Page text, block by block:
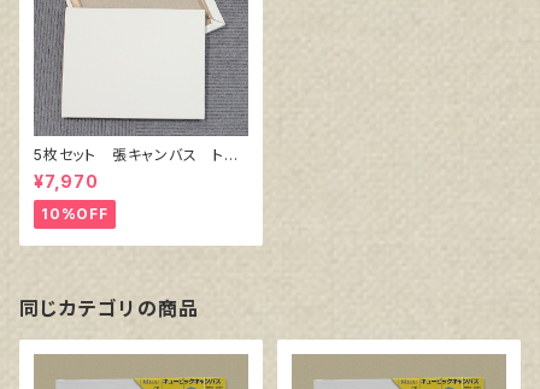
5枚セット 張キャンバス トー
クロ イエロー S3号（273㎜
×273㎜）
¥7,970
10%OFF
同じカテゴリの商品